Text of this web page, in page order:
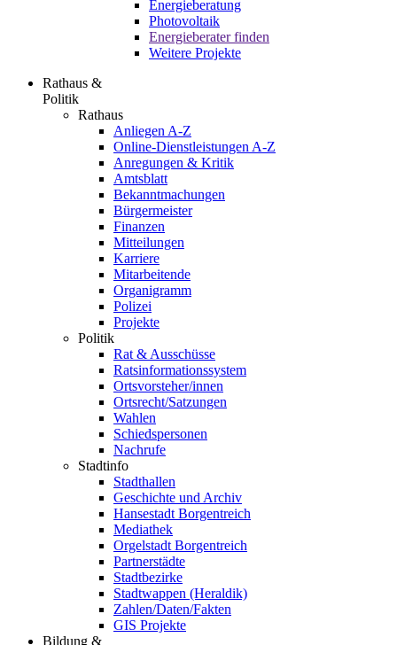
Energieberatung
Photovoltaik
Energieberater finden
Weitere Projekte
Rathaus &
Politik
Rathaus
Anliegen A-Z
Online-Dienstleistungen A-Z
Anregungen & Kritik
Amtsblatt
Bekanntmachungen
Bürgermeister
Finanzen
Mitteilungen
Karriere
Mitarbeitende
Organigramm
Polizei
Projekte
Politik
Rat & Ausschüsse
Ratsinformationssystem
Ortsvorsteher/innen
Ortsrecht/Satzungen
Wahlen
Schiedspersonen
Nachrufe
Stadtinfo
Stadthallen
Geschichte und Archiv
Hansestadt Borgentreich
Mediathek
Orgelstadt Borgentreich
Partnerstädte
Stadtbezirke
Stadtwappen (Heraldik)
Zahlen/Daten/Fakten
GIS Projekte
Bildung &